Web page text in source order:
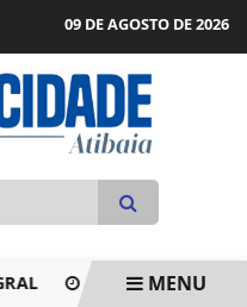
09 DE AGOSTO DE 2026
ATIBAIA FEST SEGUE
MENU